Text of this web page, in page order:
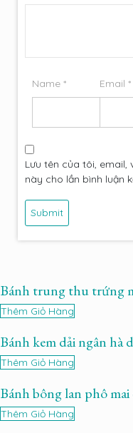
Name * Email *
Lưu tên của tôi,
này cho lần bình luận
Bánh trung thu trứng
Thêm Giỏ Hàng
Bánh kem dải ngân hà
Thêm Giỏ Hàng
Bánh bông lan phô
Thêm Giỏ Hàng